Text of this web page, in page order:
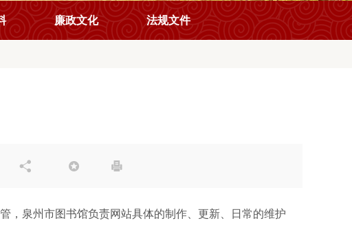
廉政文化 法规文件
  
，泉州市图书馆负责网站具体的制作、更新、日常的维护